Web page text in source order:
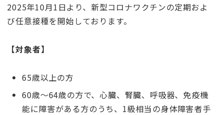
2025年10月1日より、新型コロナワクチンの定期およ
び任意接種を開始しております。
【対象者】
65歳以上の方
60歳～64歳の方で、心臓、腎臓、呼吸器、免疫機
能に障害がある方のうち、1級相当の身体障害者手